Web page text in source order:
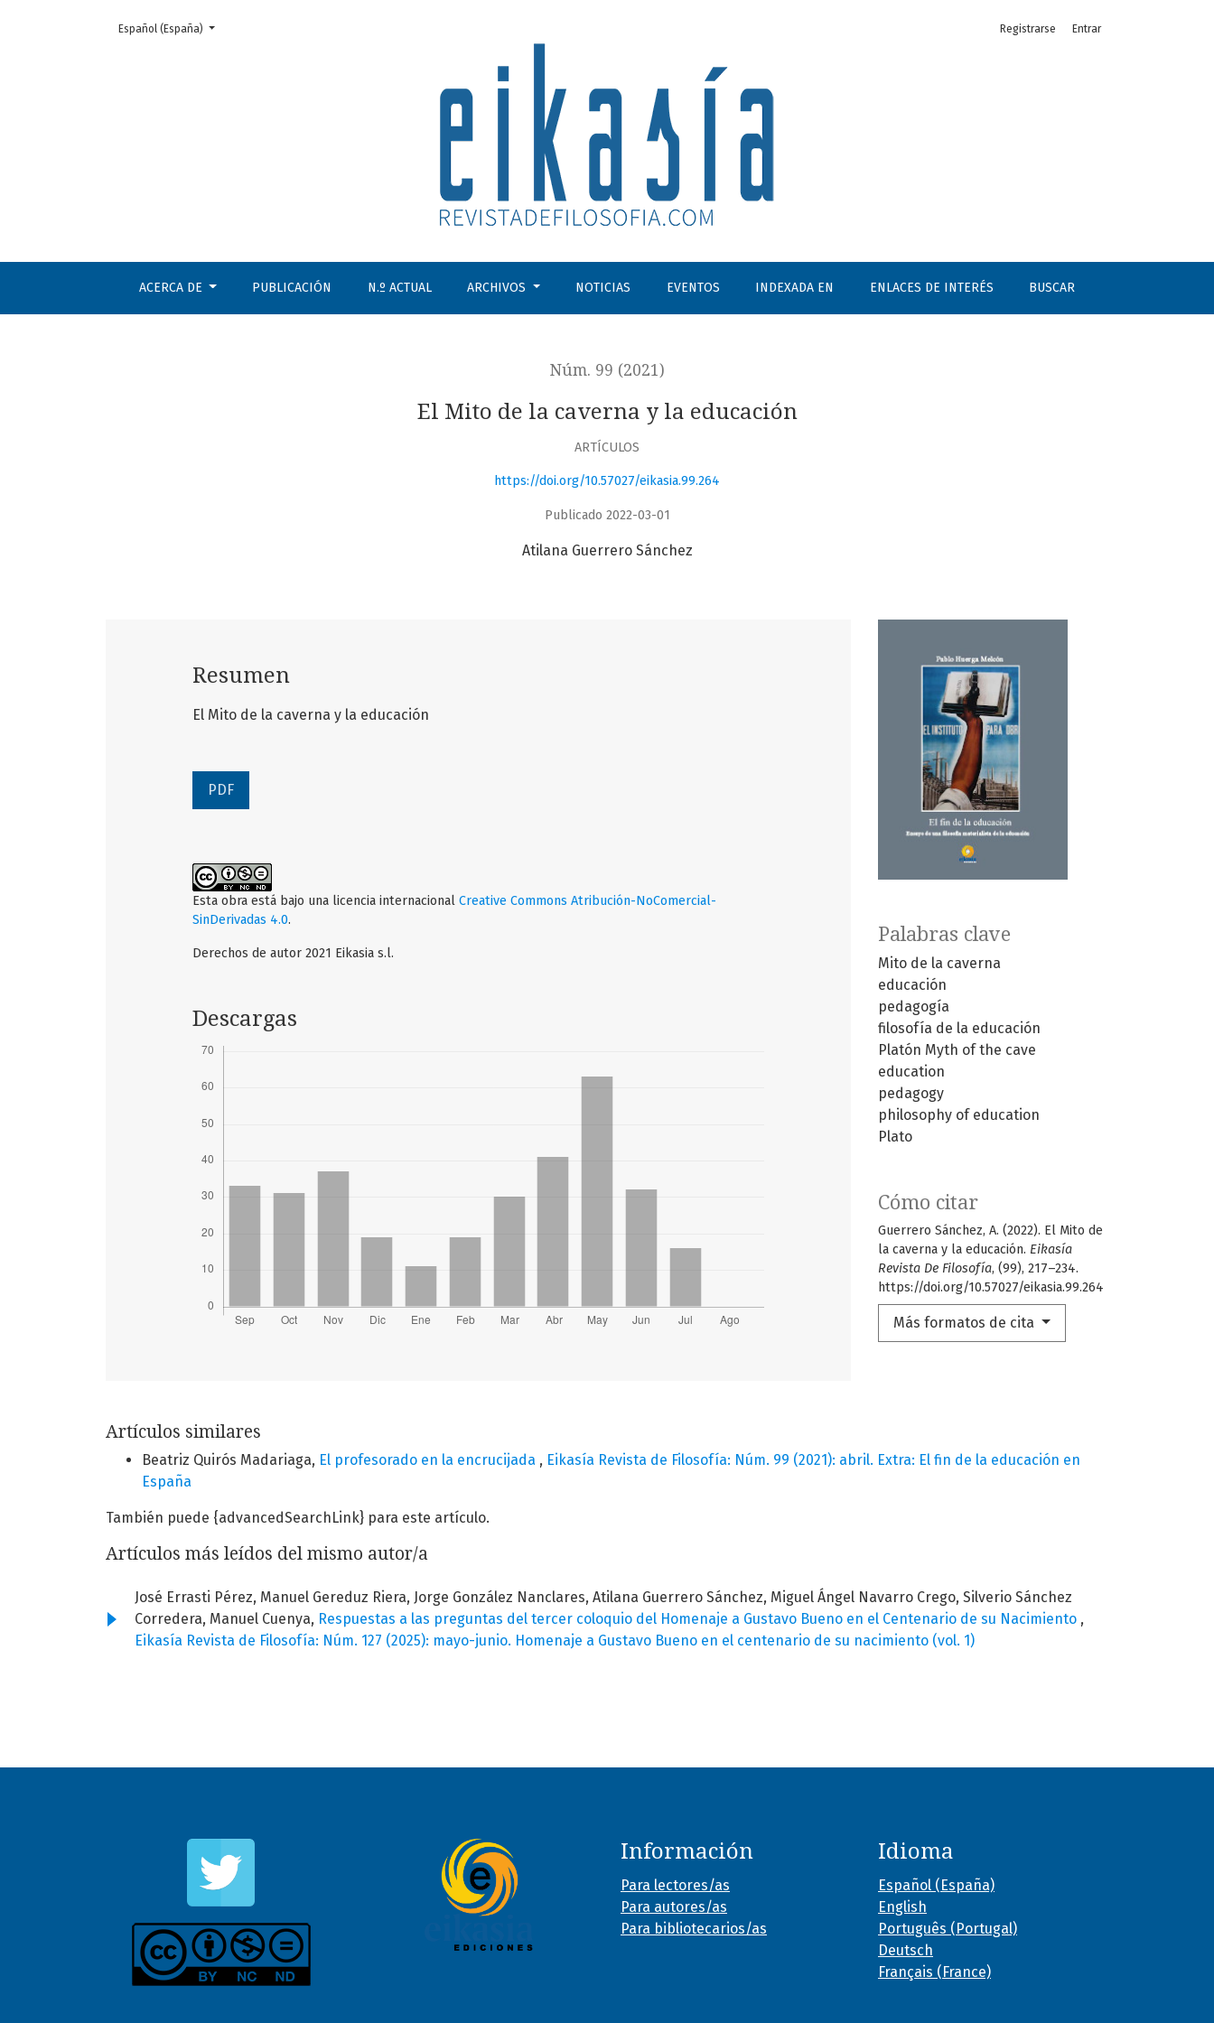
El Mito de la caverna y la educación
Registrarse Entrar
Cambiar el idioma. El actual es:
Español (España)
ACERCA DE PUBLICACIÓN N.º ACTUAL ARCHIVOS NOTICIAS EVENTOS INDEXADA EN ENLACES DE INTERÉS BUSCAR
Núm. 99 (2021)
El Mito de la caverna y la educación
ARTÍCULOS
https://doi.org/10.57027/eikasia.99.264
Publicado 2022-03-01
Atilana Guerrero Sánchez
Palabras clave
Mito de la caverna
educación
pedagogía
filosofía de la educación
Platón Myth of the cave
education
pedagogy
philosophy of education
Plato
Cómo citar
Guerrero Sánchez, A. (2022). El Mito de
la caverna y la educación. Eikasía
Revista De Filosofía, (99), 217–234.
https://doi.org/10.57027/eikasia.99.264
Más formatos de cita
Resumen
El Mito de la caverna y la educación
PDF
Esta obra está bajo una licencia internacional Creative Commons Atribución-NoComercial-
SinDerivadas 4.0.
Derechos de autor 2021 Eikasia s.l.
Descargas
Artículos similares
Beatriz Quirós Madariaga, El profesorado en la encrucijada , Eikasía Revista de Filosofía: Núm. 99 (2021): abril. Extra: El fin de la educación en
España
También puede {advancedSearchLink} para este artículo.
Artículos más leídos del mismo autor/a
José Errasti Pérez, Manuel Gereduz Riera, Jorge González Nanclares, Atilana Guerrero Sánchez, Miguel Ángel Navarro Crego, Silverio Sánchez
Corredera, Manuel Cuenya, Respuestas a las preguntas del tercer coloquio del Homenaje a Gustavo Bueno en el Centenario de su Nacimiento ,
Eikasía Revista de Filosofía: Núm. 127 (2025): mayo-junio. Homenaje a Gustavo Bueno en el centenario de su nacimiento (vol. 1)
Información
Para lectores/as
Para autores/as
Para bibliotecarios/as
Idioma
Español (España)
English
Português (Portugal)
Deutsch
Français (France)